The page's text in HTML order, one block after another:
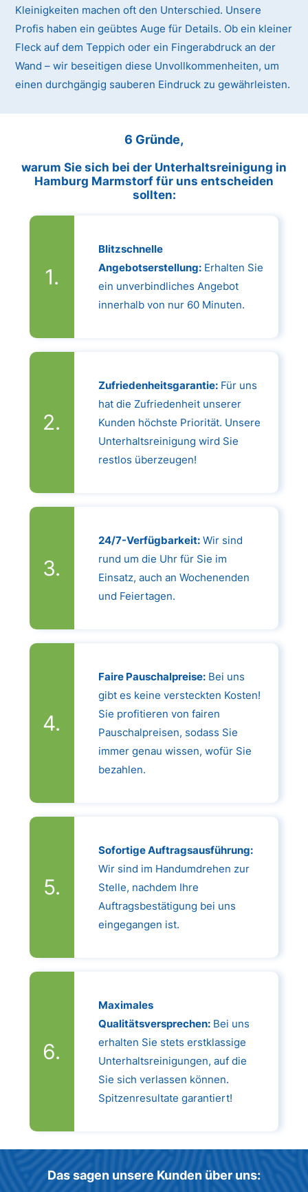
Kleinigkeiten machen oft den Unterschied. Unsere
Profis haben ein geübtes Auge für Details. Ob ein kleiner
Fleck auf dem Teppich oder ein Fingerabdruck an der
Wand – wir beseitigen diese Unvollkommenheiten, um
einen durchgängig sauberen Eindruck zu gewährleisten.
6 Gründe,
warum Sie sich bei der Unterhaltsreinigung in
Hamburg Marmstorf für uns entscheiden
sollten:
Blitzschnelle
Angebotserstellung:Erhalten Sie
ein unverbindliches Angebot
innerhalb von nur 60 Minuten.
Zufriedenheitsgarantie:Für uns
hat die Zufriedenheit unserer
Kunden höchste Priorität. Unsere
Unterhaltsreinigung wird Sie
restlos überzeugen!
24/7-Verfügbarkeit:Wir sind
rund um die Uhr für Sie im
Einsatz, auch an Wochenenden
und Feiertagen.
Faire Pauschalpreise:Bei uns
gibt es keine versteckten Kosten!
Sie profitieren von fairen
Pauschalpreisen, sodass Sie
immer genau wissen, wofür Sie
bezahlen.
Sofortige Auftragsausführung:
Wir sind im Handumdrehen zur
Stelle, nachdem Ihre
Auftragsbestätigung bei uns
eingegangen ist.
Maximales
Qualitätsversprechen:Bei uns
erhalten Sie stets erstklassige
Unterhaltsreinigungen, auf die
Sie sich verlassen können.
Spitzenresultate garantiert!
Das sagen unsere Kunden über uns: